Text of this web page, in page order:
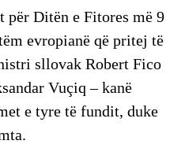
për Ditën e Fitores më 9
evropianë që pritej të
sllovak Robert Fico
Vuçiq – kanë
e tyre të fundit, duke